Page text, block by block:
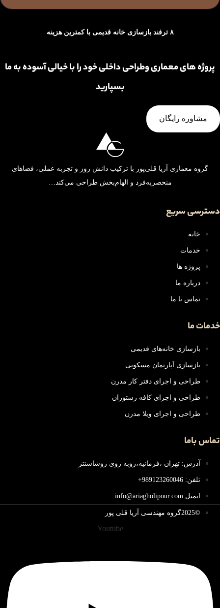
۸ ترفند بازسازی خانه قدیمی با کمترین هزینه
پروژه های معماری وطراحی داخلی خود را با خیالی آسوده به ما
بسپارید
مشاوره رایگان
گروه معماری آریا قلی‌پور با ترکیب دانش روز و تجربه عملی، فضاهای
منحصر‌به‌فرد و الهام‌بخش طراحی می‌کند…
دسترسی سریع
خانه
خدمات
پروژه ها
درباره ما
تماس با ما
خدمات ما
بازسازی خانه‌های قدیمی
بازسازی آپارتمان مسکونی
طراحی و اجرای دفتر کار مدرن
طراحی و اجرای کافه رستوران
طراحی و اجرای ویلا مدرن
تماس باما
آدرس: تهران ،فرمانیه،روبه روی روشاسنتر
تلفن: 989123260046+
ایمیل:info@ariagholipour.com
©2025گروه مهندسی آریا قلی پور
Youtube